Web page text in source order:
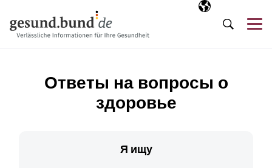
Выбранный
RU
Поиск
Ответы на вопросы о
здоровье
Я ищу